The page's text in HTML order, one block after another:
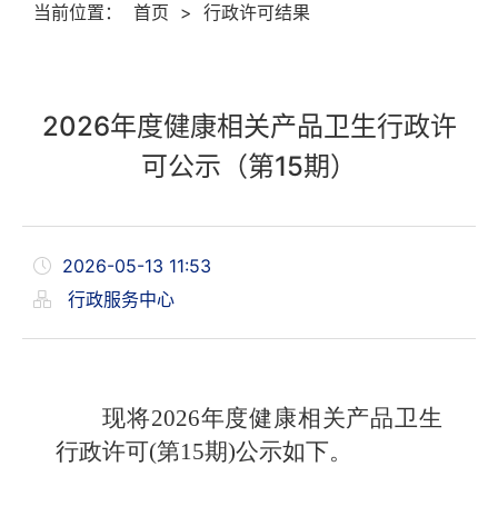
当前位置： 首页 > 行政许可结果
2026年度健康相关产品卫生行政许
可公示（第15期）
2026-05-13 11:53
行政服务中心
现将2026年度健康相关产品卫生
行政许可(第15期)公示如下。